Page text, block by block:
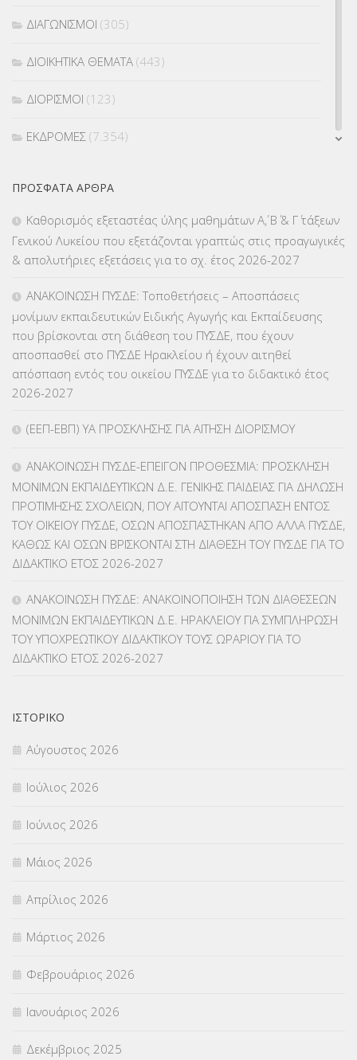
ΔΙΑΓΩΝΙΣΜΟΙ (305)
ΔΙΟΙΚΗΤΙΚΑ ΘΕΜΑΤΑ (443)
ΔΙΟΡΙΣΜΟΙ (123)
ΕΚΔΡΟΜΕΣ (7.354)
ΕΠΙΜΟΡΦΩΣΗ Τ.Π.Ε.(10)
ΚΕΣΥ(60)
ΚΕΣΥΠ(109)
ΚΠγ – ΚΡΑΤΙΚΟ ΠΙΣΤΟΠΟΙΗΤΙΚΟ ΓΛΩΣΣΟΜΑΘΕΙΑΣ
ΚΠπ- ΚΡΑΤΙΚΟ ΠΙΣΤΟΠΟΙΗΤΙΚΟ ΠΛΗΡΟΦΟΡΙΚΗΣ(12)
ΛΟΙΠΑ(309)
ΜΑΘΗΤΕΙΑ(275)
ΜΕΤΑΘΕΣΕΙΣ-ΤΟΠΟΘΕΤΗΣΕΙΣ ΒΕΛΤΙΩΣΕΙΣ(319)
ΜΕΤΑΦΟΡΑ ΜΑΘΗΤΩΝ(3)
ΝΟΜΟΘΕΣΙΑ(66)
ΠΡΌΣΦΑΤΑ ΆΡΘΡΑ
Καθορισμός εξεταστέας ύλης μαθημάτων Α΄, Β΄ & Γ΄ τάξεων
Γενικού Λυκείου που εξετάζονται γραπτώς στις προαγωγικές
& απολυτήριες εξετάσεις για το σχ. έτος 2026-2027
ΑΝΑΚΟΙΝΩΣΗ ΠΥΣΔΕ: Τοποθετήσεις – Αποσπάσεις
μονίμων εκπαιδευτικών Ειδικής Αγωγής και Εκπαίδευσης
που βρίσκονται στη διάθεση του ΠΥΣΔΕ, που έχουν
αποσπασθεί στο ΠΥΣΔΕ Ηρακλείου ή έχουν αιτηθεί
απόσπαση εντός του οικείου ΠΥΣΔΕ για το διδακτικό έτος
2026-2027
(ΕΕΠ-ΕΒΠ) ΥΑ ΠΡΟΣΚΛΗΣΗΣ ΓΙΑ ΑΙΤΗΣΗ ΔΙΟΡΙΣΜΟΥ
ΑΝΑΚΟΙΝΩΣΗ ΠΥΣΔΕ-ΕΠΕΙΓΟΝ ΠΡΟΘΕΣΜΙΑ: ΠΡΟΣΚΛΗΣΗ
ΜΟΝΙΜΩΝ ΕΚΠΑΙΔΕΥΤΙΚΩΝ Δ.Ε. ΓΕΝΙΚΗΣ ΠΑΙΔΕΙΑΣ ΓΙΑ ΔΗΛΩΣΗ
ΠΡΟΤΙΜΗΣΗΣ ΣΧΟΛΕΙΩΝ, ΠΟΥ ΑΙΤΟΥΝΤΑΙ ΑΠΟΣΠΑΣΗ ΕΝΤΟΣ
ΤΟΥ ΟΙΚΕΙΟΥ ΠΥΣΔΕ, ΟΣΩΝ ΑΠΟΣΠΑΣΤΗΚΑΝ ΑΠΟ ΑΛΛΑ ΠΥΣΔΕ,
ΚΑΘΩΣ ΚΑΙ ΟΣΩΝ ΒΡΙΣΚΟΝΤΑΙ ΣΤΗ ΔΙΑΘΕΣΗ ΤΟΥ ΠΥΣΔΕ ΓΙΑ ΤΟ
ΔΙΔΑΚΤΙΚΟ ΕΤΟΣ 2026-2027
ΑΝΑΚΟΙΝΩΣΗ ΠΥΣΔΕ: ΑΝΑΚΟΙΝΟΠΟΙΗΣΗ ΤΩΝ ΔΙΑΘΕΣΕΩΝ
ΜΟΝΙΜΩΝ ΕΚΠΑΙΔΕΥΤΙΚΩΝ Δ.Ε. ΗΡΑΚΛΕΙΟΥ ΓΙΑ ΣΥΜΠΛΗΡΩΣΗ
ΤΟΥ ΥΠΟΧΡΕΩΤΙΚΟΥ ΔΙΔΑΚΤΙΚΟΥ ΤΟΥΣ ΩΡΑΡΙΟΥ ΓΙΑ ΤΟ
ΔΙΔΑΚΤΙΚΟ ΕΤΟΣ 2026-2027
ΙΣΤΟΡΙΚΌ
Αύγουστος 2026
Ιούλιος 2026
Ιούνιος 2026
Μάιος 2026
Απρίλιος 2026
Μάρτιος 2026
Φεβρουάριος 2026
Ιανουάριος 2026
Δεκέμβριος 2025